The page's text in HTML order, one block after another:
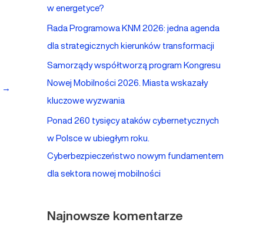
→
w energetyce?
Rada Programowa KNM 2026: jedna agenda
dla strategicznych kierunków transformacji
Samorządy współtworzą program Kongresu
Nowej Mobilności 2026. Miasta wskazały
kluczowe wyzwania
Ponad 260 tysięcy ataków cybernetycznych
w Polsce w ubiegłym roku.
Cyberbezpieczeństwo nowym fundamentem
dla sektora nowej mobilności
Najnowsze komentarze